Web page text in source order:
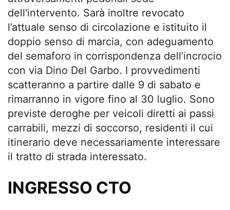
dell'intervento. Sarà inoltre revocato
l’attuale senso di circolazione e istituito il
doppio senso di marcia, con adeguamento
del semaforo in corrispondenza dell’incrocio
con via Dino Del Garbo. I provvedimenti
scatteranno a partire dalle 9 di sabato e
rimarranno in vigore fino al 30 luglio. Sono
previste deroghe per veicoli diretti ai passi
carrabili, mezzi di soccorso, residenti il cui
itinerario deve necessariamente interessare
il tratto di strada interessato.
INGRESSO CTO